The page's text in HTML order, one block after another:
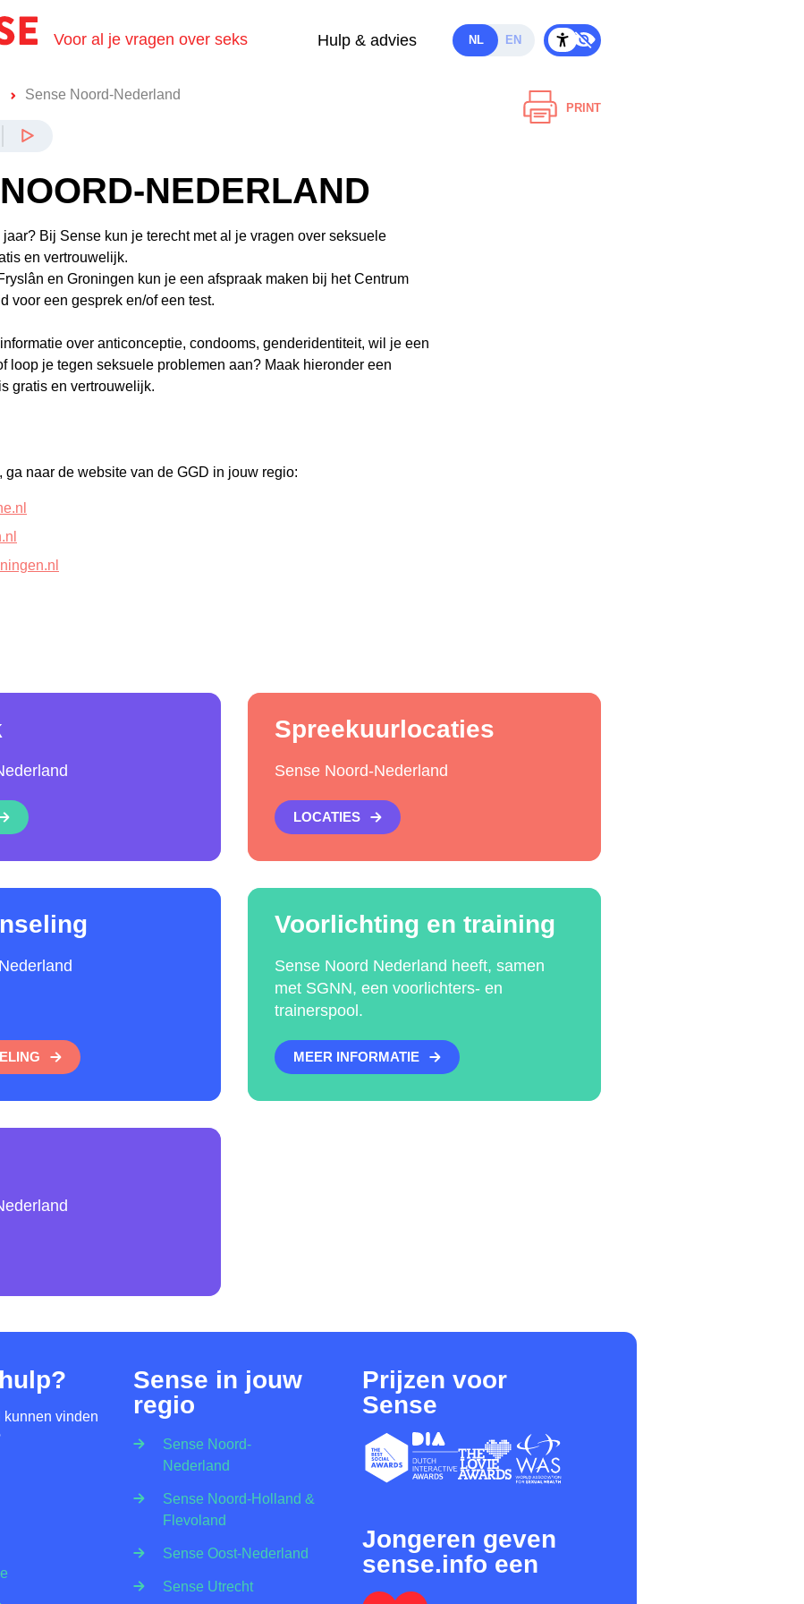
Voor al je vragen over seks Hulp & advies NL EN
Sense Noord-Nederland
PRINT
NEDERLAND
Bij Sense kun je terecht met al je vragen over seksuele
en vertrouwelijk.
en Groningen kun je een afspraak maken bij het Centrum
voor een gesprek en/of een test.
over anticonceptie, condooms, genderidentiteit, wil je een
loop je tegen seksuele problemen aan? Maak hieronder een
gratis en vertrouwelijk.
ga naar de website van de GGD in jouw regio:
Spreekuurlocaties
Sense Noord-Nederland
LOCATIES
Voorlichting en training
Sense Noord Nederland heeft, samen
met SGNN, een voorlichters- en
trainerspool.
MEER INFORMATIE
kunnen vinden
Sense in jouw
regio
Sense Noord-
Nederland
Sense Noord-Holland &
Flevoland
Sense Oost-Nederland
Sense Utrecht
Prijzen voor
Sense
Jongeren geven
sense.info een